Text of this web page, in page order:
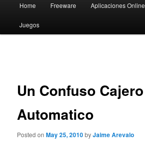
Skip
to
Home Freeware Aplicaciones Online
Juegos
Un Confuso Cajero
Automatico
Posted onMay 25, 2010byJaime Arevalo